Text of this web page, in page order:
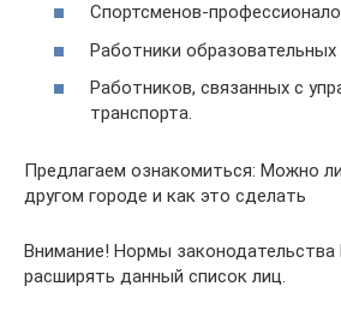
Спортсменов-
Работники образовательных
Работников, связанных с
транспорта.
Предлагаем ознакомиться: Можно
другом городе и как это сделать
Внимание! Нормы
расширять данный список лиц.